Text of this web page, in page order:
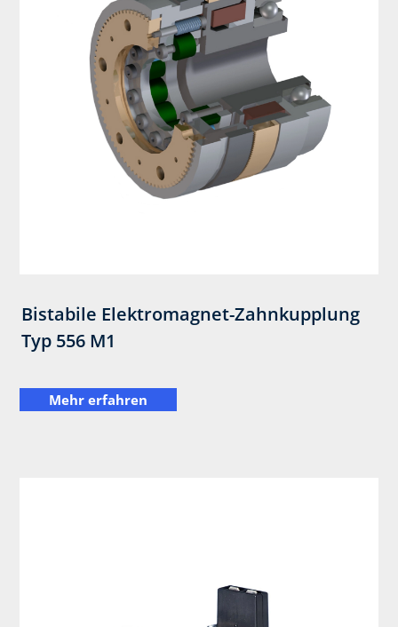
Bistabile Elektromagnet-Zahnkupplung
Typ 556 M1
Mehr erfahren